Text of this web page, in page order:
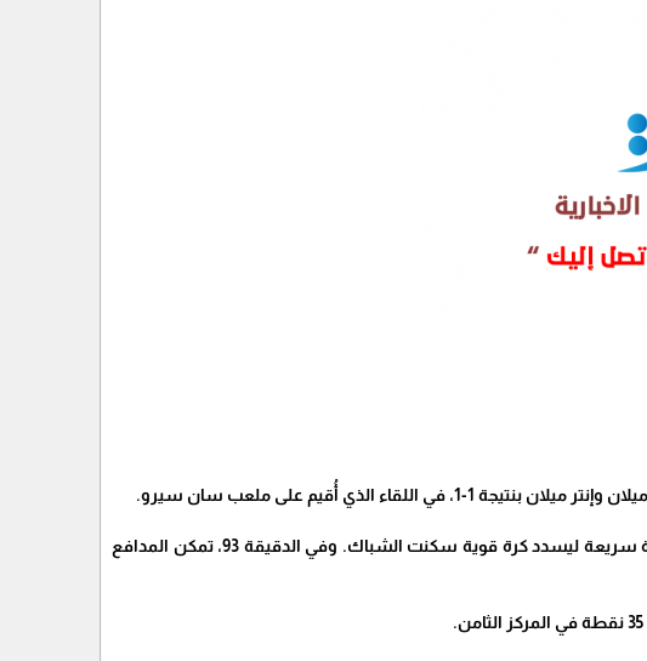
افتتح ميلان التسجيل في الدقيقة 45 عن طريق تيجاني ريندرز، الذي استغل هجمة مرتدة سريعة ليسدد كرة قوية سكنت الشباك. وفي الدقيقة 93، تمكن المدافع